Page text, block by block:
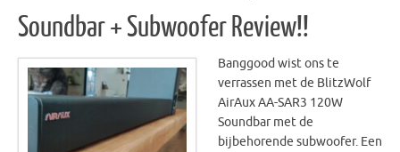
Soundbar + Subwoofer Review!!
Banggood wist ons te
verrassen met de BlitzWolf
AirAux AA-SAR3 120W
Soundbar met de
bijbehorende subwoofer. Een